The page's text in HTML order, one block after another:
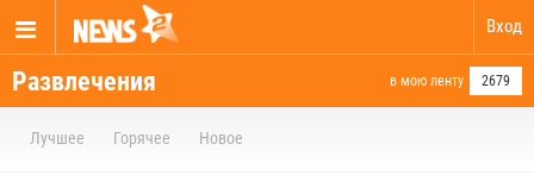
Вход
Развлечения в мою ленту 2679
Лучшее Горячее Новое